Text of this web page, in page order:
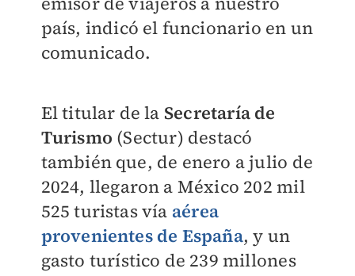
país, indicó el funcionario en un
comunicado.
El titular de la Secretaría de
Turismo (Sectur) destacó
también que, de enero a julio de
2024, llegaron a México 202 mil
525 turistas vía aérea
provenientes de España, y un
gasto turístico de 239 millones